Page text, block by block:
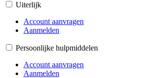
Uiterlijk
Account aanvragen
Aanmelden
Persoonlijke hulpmiddelen
Account aanvragen
Aanmelden